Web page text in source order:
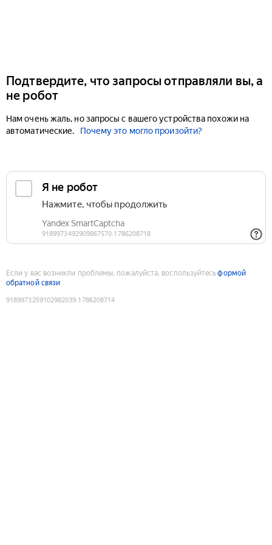
Подтвердите, что запросы отправляли вы, а
не робот
Нам очень жаль, но запросы с вашего устройства похожи на
автоматические.
Почему это могло произойти?
Если у вас возникли проблемы, пожалуйста, воспользуйтесьформой
обратной связи
9189973259102982039:1786208714